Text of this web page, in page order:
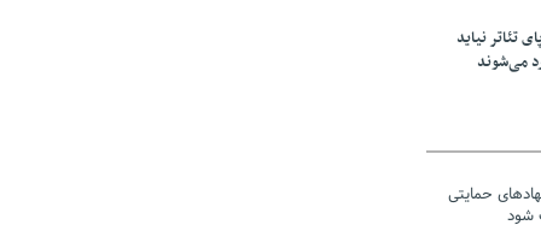
تئاتر نیاید
می‌شوند
حمایتی
شود